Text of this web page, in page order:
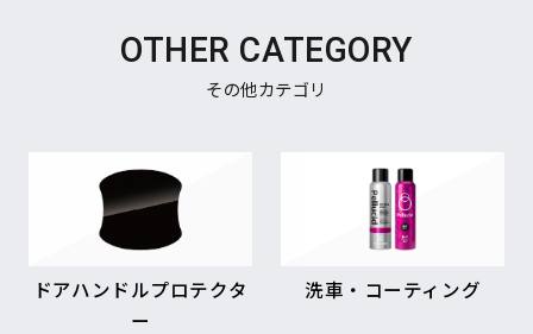
OTHER CATEGORY
その他カテゴリ
ドアハンドルプロテクタ
ー
洗車・コーティング